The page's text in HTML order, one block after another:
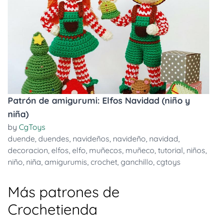
Patrón de amigurumi: Elfos Navidad (niño y
niña)
by CgToys
duende, duendes, navideños, navideño, navidad,
decoracion, elfos, elfo, muñecos, muñeco, tutorial, niños,
niño, niña, amigurumis, crochet, ganchillo, cgtoys
Más patrones de
Crochetienda